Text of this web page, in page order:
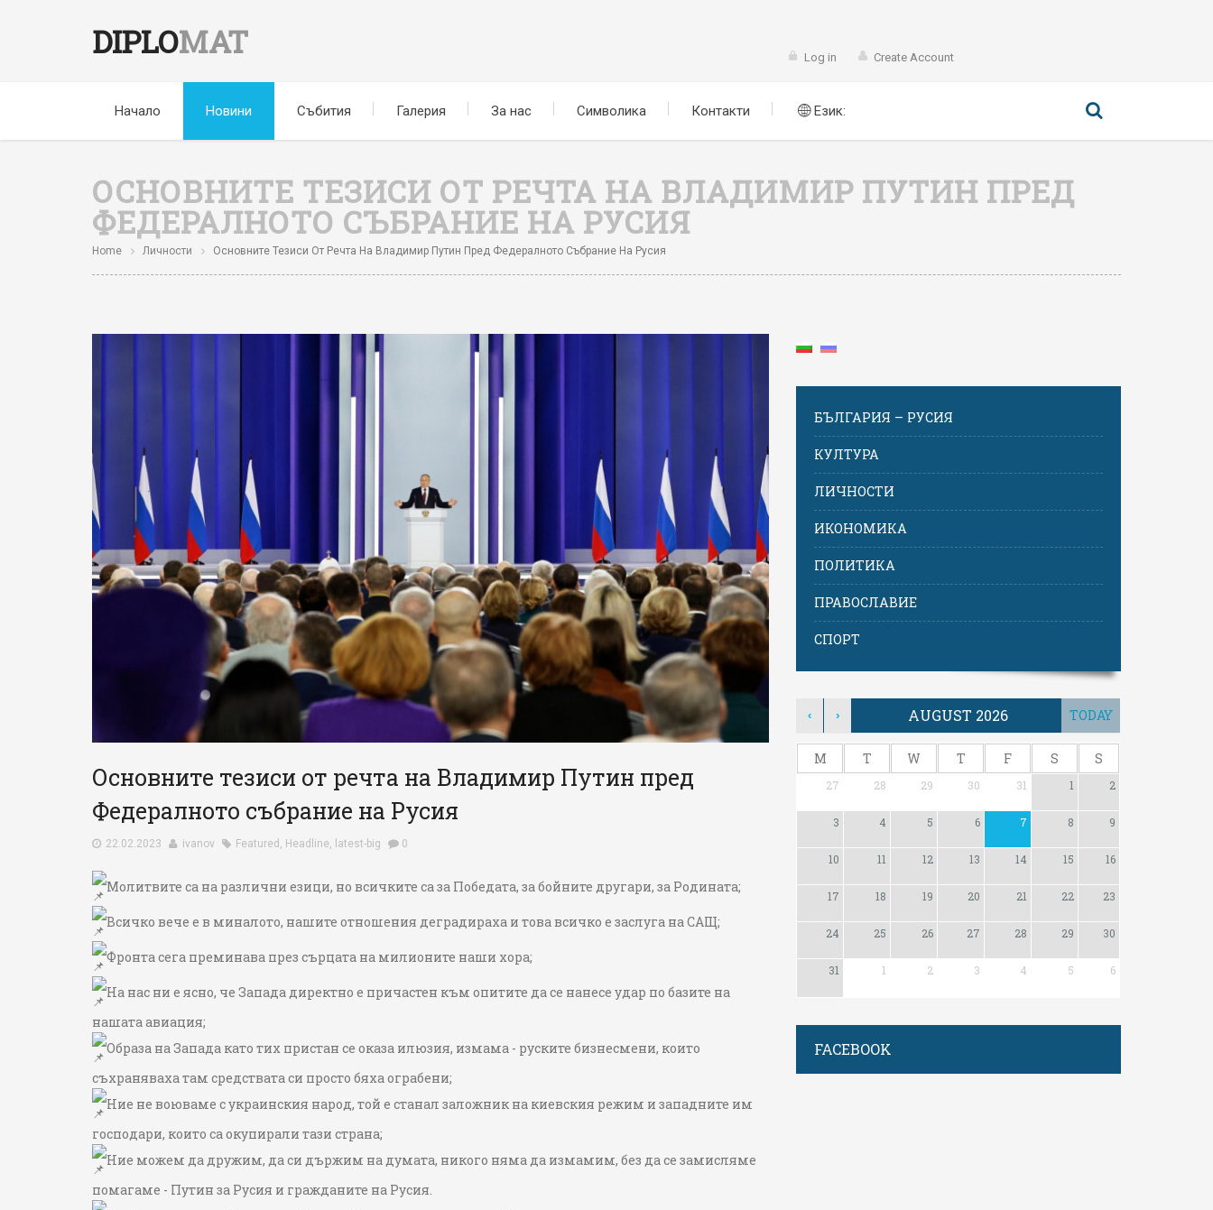
DIPLOMAT Log in Create Account
Начало Новини Събития Галерия За нас Символика Контакти Език:
ОСНОВНИТЕ ТЕЗИСИ ОТ РЕЧТА НА ВЛАДИМИР ПУТИН ПРЕД
ФЕДЕРАЛНОТО СЪБРАНИЕ НА РУСИЯ
Home Личности Основните Тезиси От Речта На Владимир Путин Пред Федералното Събрание На Русия
Основните тезиси от речта на Владимир Путин пред
Федералното събрание на Русия
22.02.2023 ivanov Featured , Headline, latest-big 0
Молитвите са на различни езици, но всичките са за Победата, за бойните другари, за Родината;
Всичко вече е в миналото, нашите отношения деградираха и това всичко е заслуга на САЩ;
Фронта сега преминава през сърцата на милионите наши хора;
На нас ни е ясно, че Запада директно е причастен към опитите да се нанесе удар по базите на
нашата авиация;
Образа на Запада като тих пристан се оказа илюзия, измама - руските бизнесмени, които
съхраняваха там средствата си просто бяха ограбени;
Ние не воюваме с украинския народ, той е станал заложник на киевския режим и западните им
господари, които са окупирали тази страна;
Ние можем да дружим, да си държим на думата, никого няма да измамим, без да се замисляме
помагаме - Путин за Русия и гражданите на Русия.
БЪЛГАРИЯ – РУСИЯ
КУЛТУРА
ЛИЧНОСТИ
ИКОНОМИКА
ПОЛИТИКА
ПРАВОСЛАВИЕ
СПОРТ
‹ › AUGUST 2026 TODAY
M T W T F S S
27 28 29 30 31 1 2
3 4 5 6 7 8 9
10 11 12 13 14 15 16
17 18 19 20 21 22 23
24 25 26 27 28 29 30
31 1 2 3 4 5 6
FACEBOOK